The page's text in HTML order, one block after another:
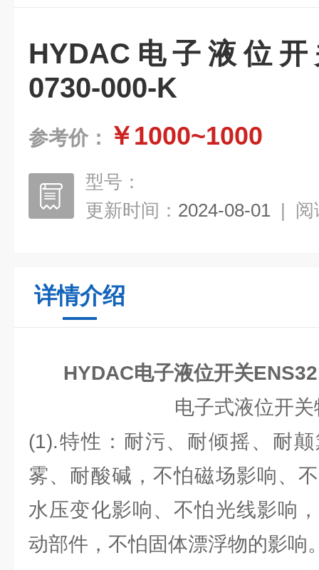
HYDAC电子液位开
0730-000-K
参考价： ￥1000~1000
型号：
更新时间： 2024-08-01 | 阅
详情介绍
HYDAC电子液位开关
电子式液位开
(1).特性：耐污、耐倾摇、耐
雾、耐酸碱，不怕磁场影响、
水压变化影响、不怕光线影响
动部件，不怕固体漂浮物的影响